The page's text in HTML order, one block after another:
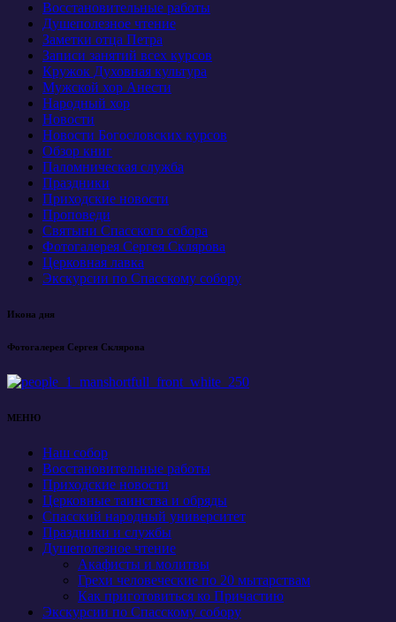
Восстановительные работы
Душеполезное чтение
Заметки отца Петра
Записи занятий всех курсов
Кружок Духовная культура
Мужской хор Анести
Народный хор
Новости
Новости Богословских курсов
Обзор книг
Паломническая служба
Праздники
Приходские новости
Проповеди
Святыни Спасского собора
Фотогалерея Сергея Склярова
Церковная лавка
Экскурсии по Спасскому собору
Икона дня
Фотогалерея Сергея Склярова
МЕНЮ
Наш собор
Восстановительные работы
Приходские новости
Церковные таинства и обряды
Спасский народный университет
Праздники и службы
Душеполезное чтение
Акафисты и молитвы
Грехи человеческие по 20 мытарствам
Как приготовиться ко Причастию
Экскурсии по Спасскому собору